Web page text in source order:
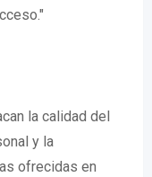
la calidad del
y la
ofrecidas en